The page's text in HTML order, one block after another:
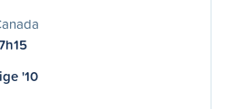
'10